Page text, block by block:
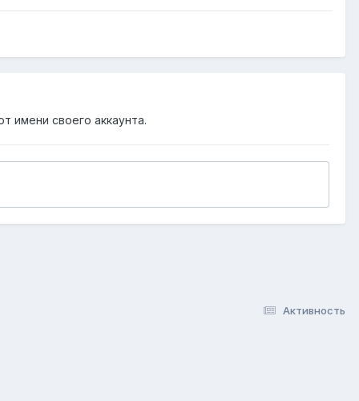
имени своего аккаунта.
Активность